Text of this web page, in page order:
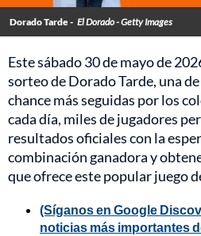
Dorado Tarde - El Dorado - Getty Images
Este sábado 30 de mayo de
sorteo de Dorado Tarde, una
chance más seguidas por los
cada día, miles de jugadores
resultados oficiales con la
combinación ganadora y
que ofrece este popular juego
(Síganos en Google
noticias más importantes